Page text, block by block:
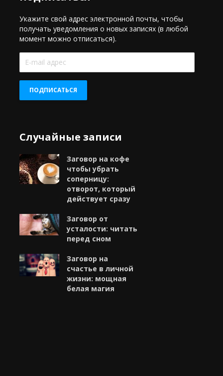
Укажите свой адрес электронной почты, чтобы
получать уведомления о новых записях (в любой
момент можно отписаться).
E-
mail
ПОДПИСАТЬСЯ
Случайные записи
Заговор на кофе
чтобы убрать
соперницу:
отворот, который
действует сразу
Заговор от
усталости: читать
перед сном
Заговор на
счастье в личной
жизни: мощная
белая магия